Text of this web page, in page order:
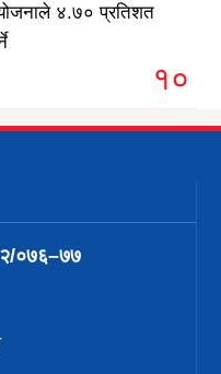
४.७० प्रतिशत
१०
०७६–७७